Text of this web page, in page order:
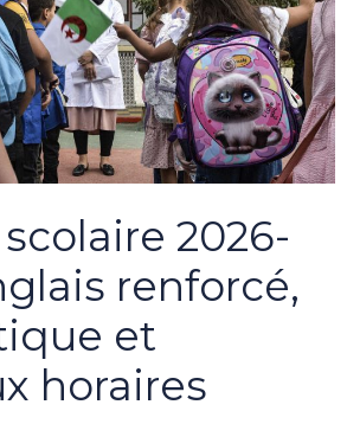
2026-
renforcé,
et
horaires